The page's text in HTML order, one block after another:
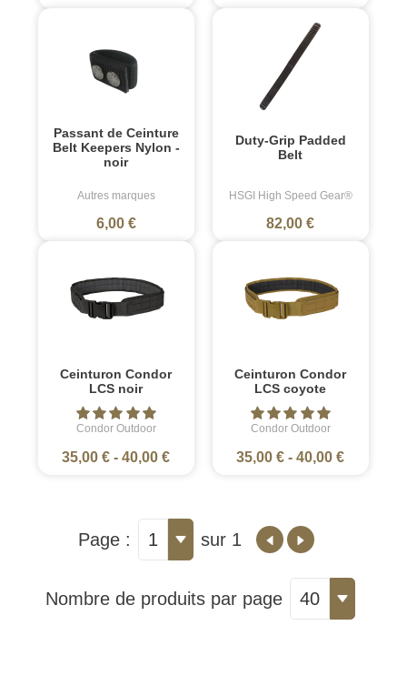
Passant de Ceinture
Belt Keepers Nylon -
noir
Autres marques
6,00 €
Duty-Grip Padded
Belt
HSGI High Speed Gear®
82,00 €
Ceinturon Condor
LCS noir
Condor Outdoor
35,00 € -40,00 €
Ceinturon Condor
LCS coyote
Condor Outdoor
35,00 € -40,00 €
Page : 1 sur 1
Nombre de produits par page 40